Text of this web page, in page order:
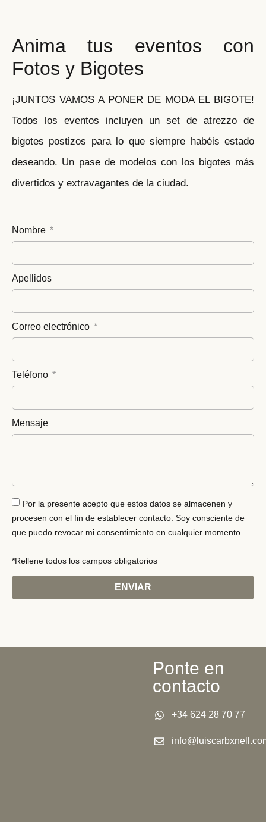
Anima tus eventos con
Fotos y Bigotes
¡JUNTOS VAMOS A PONER DE MODA EL BIGOTE!
Todos los eventos incluyen un set de atrezzo de
bigotes postizos para lo que siempre habéis estado
deseando. Un pase de modelos con los bigotes más
divertidos y extravagantes de la ciudad.
Nombre
Apellidos
Correo electrónico
Teléfono
Mensaje
Por la presente acepto que estos datos se almacenen y
procesen con el fin de establecer contacto. Soy consciente de
que puedo revocar mi consentimiento en cualquier momento
*Rellene todos los campos obligatorios
ENVIAR
Ponte en
contacto
+34 624 28 70 77